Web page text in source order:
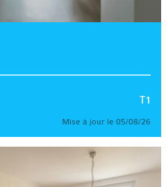
T1
Mise à jour le 05/08/26